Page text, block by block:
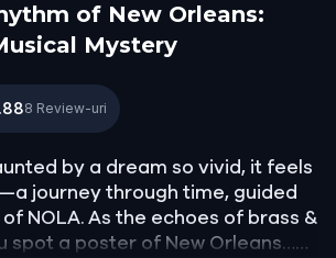
of New Orleans:
Mystery
Orleans: Musical Mystery
8 Review-uri
by a dream so vivid, it feels
journey through time, guided
NOLA. As the echoes of brass &
spot a poster of New Orleans…